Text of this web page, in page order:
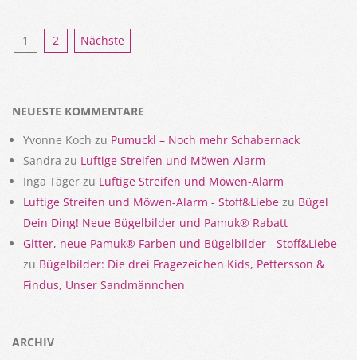
Seitennummerierung
1 2 Nächste
NEUESTE KOMMENTARE
Yvonne Koch zu Pumuckl – Noch mehr Schabernack
Sandra zu Luftige Streifen und Möwen-Alarm
Inga Täger zu Luftige Streifen und Möwen-Alarm
Luftige Streifen und Möwen-Alarm - Stoff&Liebe zu Bügel
Dein Ding! Neue Bügelbilder und Pamuk® Rabatt
Gitter, neue Pamuk® Farben und Bügelbilder - Stoff&Liebe
zu Bügelbilder: Die drei Fragezeichen Kids, Pettersson &
Findus, Unser Sandmännchen
ARCHIV